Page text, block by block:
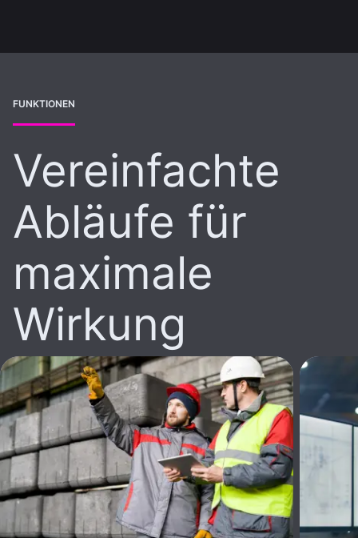
FUNKTIONEN
Vereinfachte
Abläufe für
maximale
Wirkung